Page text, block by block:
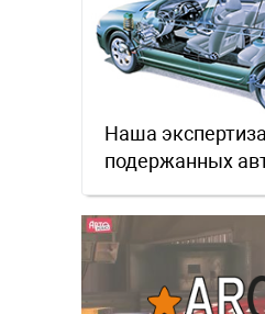
Наша экспертиза
подержанных